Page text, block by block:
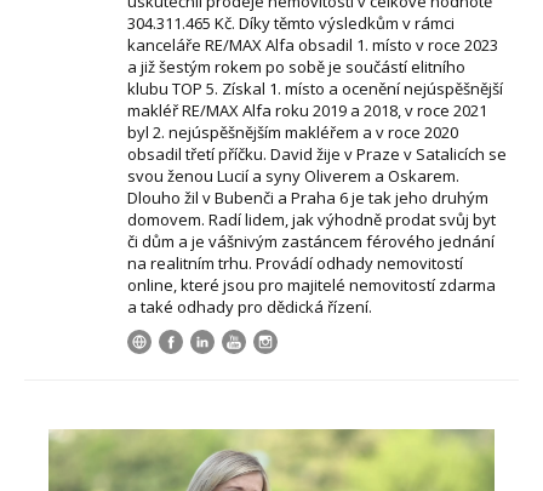
304.311.465 Kč. Díky těmto výsledkům v rámci
kanceláře RE/MAX Alfa obsadil 1. místo v roce 2023
a již šestým rokem po sobě je součástí elitního
klubu TOP 5. Získal 1. místo a ocenění nejúspěšnější
makléř RE/MAX Alfa roku 2019 a 2018, v roce 2021
byl 2. nejúspěšnějším makléřem a v roce 2020
obsadil třetí příčku. David žije v Praze v Satalicích se
svou ženou Lucií a syny Oliverem a Oskarem.
Dlouho žil v Bubenči a Praha 6 je tak jeho druhým
domovem. Radí lidem, jak výhodně prodat svůj byt
či dům a je vášnivým zastáncem férového jednání
na realitním trhu. Provádí odhady nemovitostí
online, které jsou pro majitelé nemovitostí zdarma
a také odhady pro dědická řízení.
Video